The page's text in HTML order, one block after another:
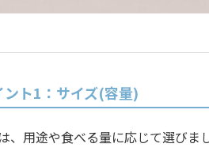
ント1：サイズ(容量)
、用途や食べる量に応じて選びま